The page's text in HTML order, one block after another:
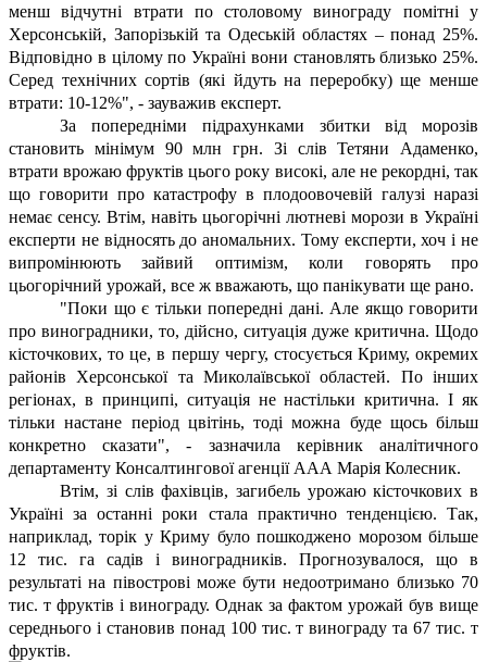
менш відчутні втрати по столовому винограду помітні у
Херсонській, Запорізькій та Одеській областях – понад 25%.
Відповідно в цілому по Україні вони становлять близько 25%.
Серед технічних сортів (які йдуть на переробку) ще менше
втрати: 10-12%", - зауважив експерт.
За попередніми підрахунками збитки від морозів
становить мінімум 90 млн грн. Зі слів Тетяни Адаменко,
втрати врожаю фруктів цього року високі, але не рекордні, так
що говорити про катастрофу в плодоовочевій галузі наразі
немає сенсу. Втім, навіть цьогорічні лютневі морози в Україні
експерти не відносять до аномальних. Тому експерти, хоч і не
випромінюють зайвий оптимізм, коли говорять про
цьогорічний урожай, все ж вважають, що панікувати ще рано.
"Поки що є тільки попередні дані. Але якщо говорити
про виноградники, то, дійсно, ситуація дуже критична. Щодо
кісточкових, то це, в першу чергу, стосується Криму, окремих
районів Херсонської та Миколаївської областей. По інших
регіонах, в принципі, ситуація не настільки критична. І як
тільки настане період цвітінь, тоді можна буде щось більш
конкретно сказати", - зазначила керівник аналітичного
департаменту Консалтингової агенції ААА Марія Колесник.
Втім, зі слів фахівців, загибель урожаю кісточкових в
Україні за останні роки стала практично тенденцією. Так,
наприклад, торік у Криму було пошкоджено морозом більше
12 тис. га садів і виноградників. Прогнозувалося, що в
результаті на півострові може бути недоотримано близько 70
тис. т фруктів і винограду. Однак за фактом урожай був вище
середнього і становив понад 100 тис. т винограду та 67 тис. т
фруктів.